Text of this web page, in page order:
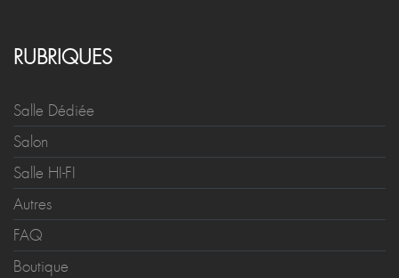
RUBRIQUES
Salle Dédiée
Salon
Salle HI-FI
Autres
FAQ
Boutique